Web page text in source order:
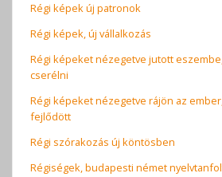
Régi képek új patronok
Régi képek, új vállalkozás
Régi képeket nézegetve jutott
cserélni
Régi képeket nézegetve rájön az
fejlődött
Régi szórakozás új köntösben
Régiségek, budapesti német